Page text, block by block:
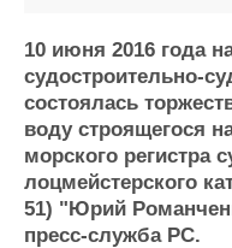
Судостроение
Пульс
Новости
Компании
Репутация
Работа
Крюинг
10 июня 2016 года
судостроительно-
состоялась
воду строящегося
морского регистра
лоцмейстерского
51) "Юрий
пресс-служба РС.